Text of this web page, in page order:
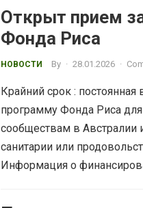
Открыт прием
Фонда Риса
НОВОСТИ By · 28.01.2026 ·
Крайний срок :
программу Фонда Риса
сообществам в Австралии
санитарии или
Информация о